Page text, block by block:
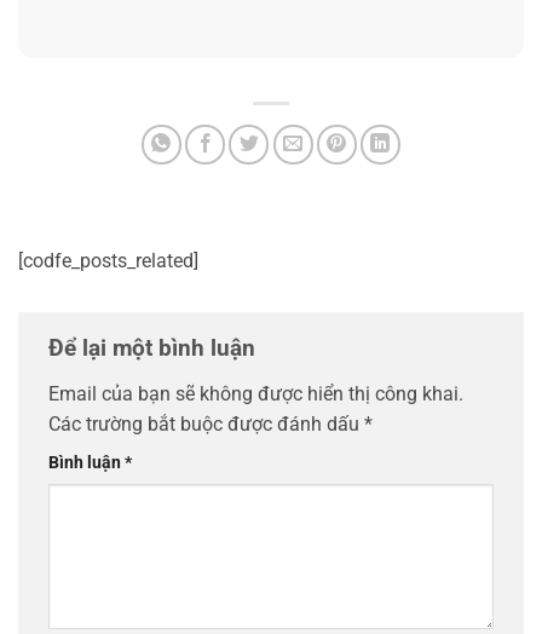
[codfe_posts_related]
Để lại một bình luận
Email của bạn sẽ không được hiển thị công khai.
Các trường bắt buộc được đánh dấu *
Bình luận*